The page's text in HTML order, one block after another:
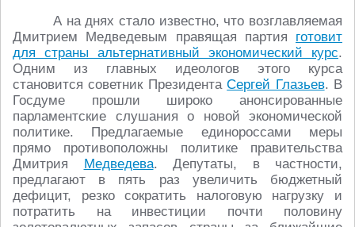
А на днях стало известно, что возглавляемая
Дмитрием Медведевым правящая партия готовит
для страны альтернативный экономический курс.
Одним из главных идеологов этого курса
становится советник ПрезидентаСергей Глазьев. В
Госдуме прошли широко анонсированные
парламентские слушания о новой экономической
политике. Предлагаемые единороссами меры
прямо противоположны политике правительства
Дмитрия Медведева. Депутаты, в частности,
предлагают в пять раз увеличить бюджетный
дефицит, резко сократить налоговую нагрузку и
потратить на инвестиции почти половину